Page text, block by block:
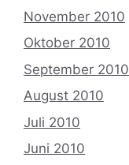
November 2010
Oktober 2010
September 2010
August 2010
Juli 2010
Juni 2010